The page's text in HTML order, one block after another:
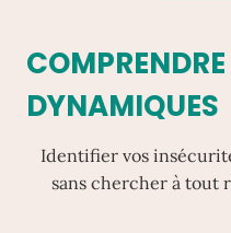
DYNAMIQUES
Identifier vos
sans chercher à tout